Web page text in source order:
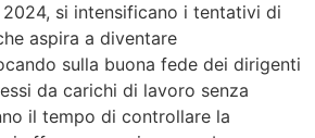
si intensificano i tentativi di
aspira a diventare
sulla buona fede dei dirigenti
da carichi di lavoro senza
il tempo di controllare la